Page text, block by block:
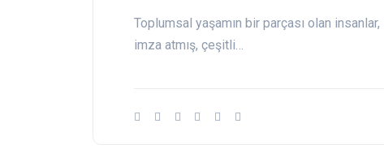
Toplumsal yaşamın bir parçası olan
imza atmış, çeşitli…